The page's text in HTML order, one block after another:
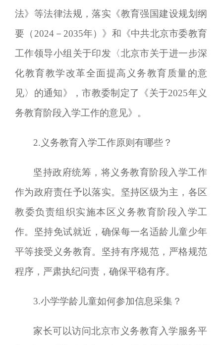
法》等法律法规，落实《教育强国建设规划纲
要（2024－2035年）》 和 《中共北京市委教育
工作领导小组关于印发〈北京市关于进一步深
化教育教学改革全面提高义务教育质量的意
见〉的通知》
，市教委制定了《关于2025年义
务教育阶段入学工作的意见》。
2.义务教育入学工作原则有哪些？
坚持政府统筹，将义务教育阶段入学工作
作为政府责任予以落实。坚持区级为主，各区
教委负责组织实施本区义务教育阶段入学工
作。坚持免试就近，确保每一名适龄儿童少年
平等接受义务教育。坚持有序规范，严格规范
程序，严肃执纪问责，确保平稳有序。
3.小学学龄儿童如何参加信息采集？
家长可以访问北京市义务教育入学服务平